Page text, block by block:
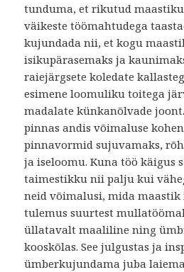
tunduma, et rikutud
väikeste töömahtudega
kujundada nii, et kogu
isikupärasemaks ja
raiejärgsete koledate
esimene loomuliku toitega
madalate künkanõlvade
pinnas andis võimaluse
pinnavormid sujuvamaks,
ja iseloomu. Kuna töö käigus
taimestikku nii palju kui
neid võimalusi, mida maastik
tulemus suurtest
üllatavalt maaliline ning
kooskõlas. See julgustas ja
ümberkujundama juba